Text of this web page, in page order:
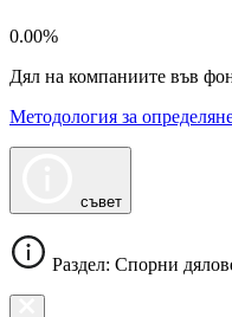
0.00%
Дял на компаниите във
Методология за
съвет
Раздел: Спорни